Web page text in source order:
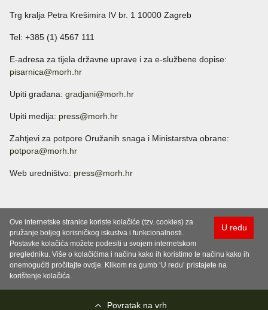
Trg kralja Petra Krešimira IV br. 1 10000 Zagreb
Tel: +385 (1) 4567 111
E-adresa za tijela državne uprave i za e-službene dopise:
pisarnica@morh.hr
Upiti građana: gradjani@morh.hr
Upiti medija: press@morh.hr
Zahtjevi za potpore Oružanih snaga i Ministarstva obrane:
potpora@morh.hr
Web uredništvo: press@morh.hr
U redu
Ove internetske stranice koriste kolačiće (tzv. cookies) za
pružanje boljeg korisničkog iskustva i funkcionalnosti.
Postavke kolačića možete podesiti u svojem internetskom
pregledniku. Više o kolačićima i načinu kako ih koristimo te načinu kako ih
onemogućiti pročitajte ovdje. Klikom na gumb ‘U redu’ pristajete na
korištenje kolačića.
Povratak na vrh